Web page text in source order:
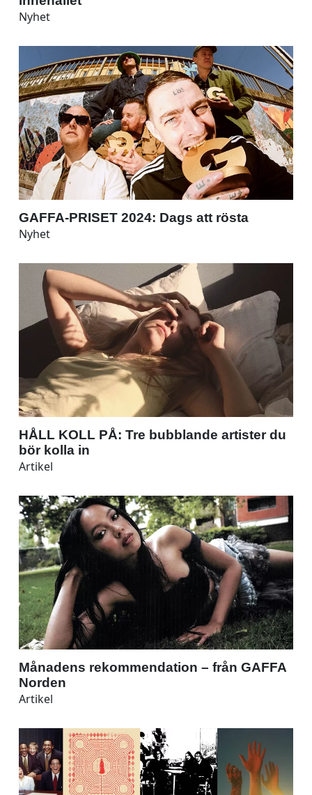
Nyhet
GAFFA-PRISET 2024: Dags att rösta
Nyhet
HÅLL KOLL PÅ: Tre bubblande artister du
bör kolla in
Artikel
Månadens rekommendation – från GAFFA
Norden
Artikel